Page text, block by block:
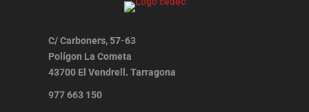
C/ Carboners, 57-63
Polígon La Cometa
43700 El Vendrell. Tarragona
977 663 150